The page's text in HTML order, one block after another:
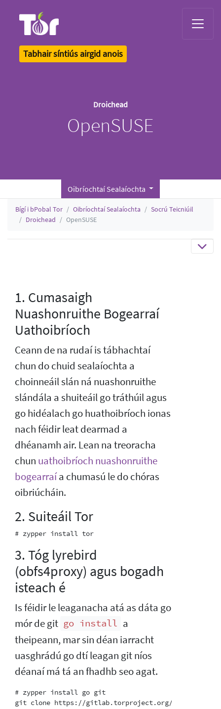
Tabhair síntiús airgid anois
Droichead
OpenSUSE
Oibríochtaí Sealaíochta
Bígí i bPobal Tor Oibríochtaí Sealaíochta
Socrú Teicniúil
Droichead
OpenSUSE
1. Cumasaigh
Nuashonruithe Bogearraí
Uathoibríoch
Ceann de na rudaí is tábhachtaí
chun do chuid sealaíochta a
choinneáil slán ná nuashonruithe
slándála a shuiteáil go tráthúil agus
go hidéalach go huathoibríoch ionas
nach féidir leat dearmad a
dhéanamh air. Lean na treoracha
chun uathoibríoch nuashonruithe
bogearraía chumasú le do chóras
oibriúcháin.
2. Suiteáil Tor
3. Tóg lyrebird
(obfs4proxy) agus bogadh
isteach é
Is féidir le leaganacha atá as dáta go
mór de git go install a
theipeann, mar sin déan iarracht
uasghrádú go dtí leagan git níos
déanaí má tá an fhadhb seo agat.
# zypper install go git
git clone https://gitlab.torproject.org/tpo/anti-